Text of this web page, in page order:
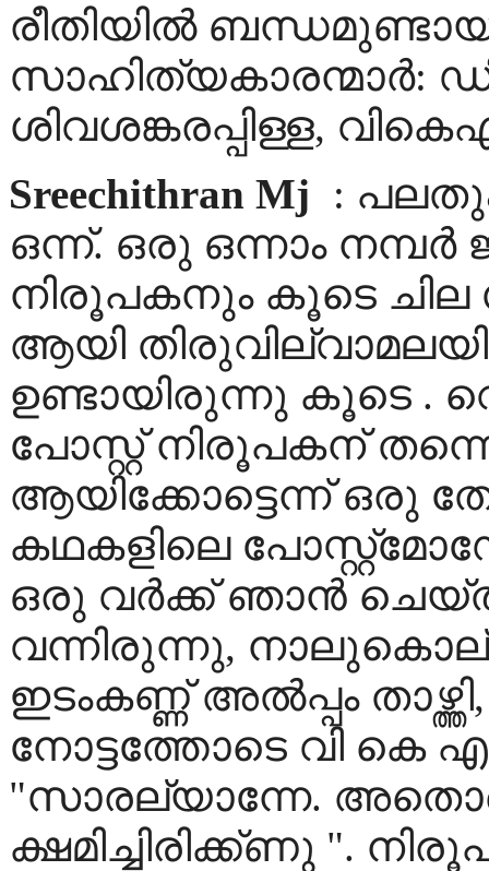
രീതിയില്‍
സാഹിത്യകാരന്മാര്‍:
ശിവശങ്കരപ്പിള്ള,
Sreechithran Mj
:
ഒന്ന്. ഒരു ഒന്നാം നമ്പർ
നിരൂപകനും കൂടെ
ആയി
ഉണ്ടായിരുന്നു കൂടെ .
പോസ്റ്റ് നിരൂപകന്
ആയിക്കോട്ടെന്ന് ഒരു
കഥകളിലെ
ഒരു വർക്ക് ഞാൻ
വന്നിരുന്നു,
ഇടംക‌ണ്ണ് അൽപ്പം
നോട്ടത്തോടെ വി കെ
"സാരല്യാന്നേ.
ക്ഷമിച്ചിരിക്ക്‌ണു ".